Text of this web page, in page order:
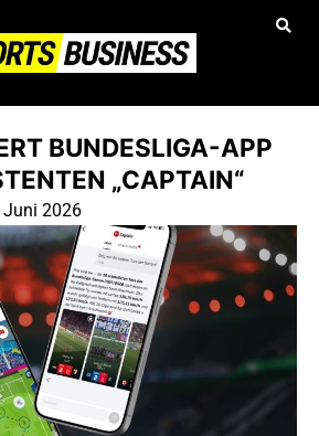
BUNDESLIGA-APP
„CAPTAIN“
Juni 2026